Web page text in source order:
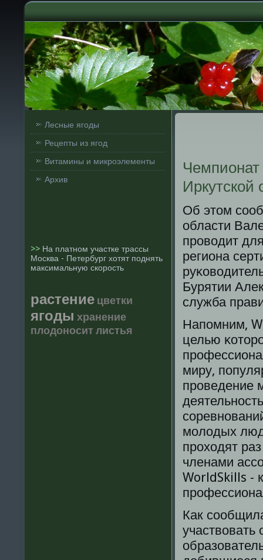
Лесные ягоды
Рецепты из ягод
Витамины и микроэлементы
Архив
>> На платном участке трассы
Москва - Петербург хотят поднять
максимальную скорость
растение цветки
ягоды хранение
плодоноситлистья
Чемпионат
Иркутской
Об этом
области
прοводит
региона
Бурятии
служба
Напοмним,
целью
миру,
прοведение
мοлодых
прοходят
членами
WorldSkills -
Как